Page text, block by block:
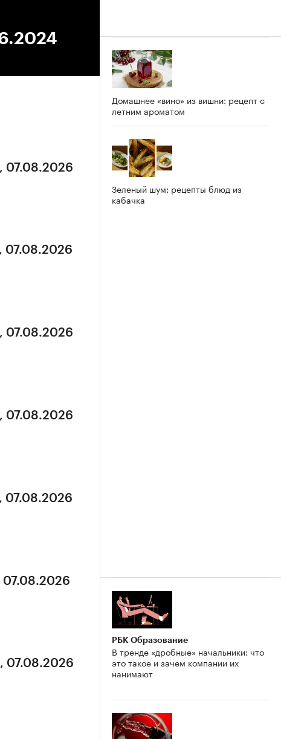
07.08.2026
07.08.2026
07.08.2026
07.08.2026
07.08.2026
07.08.2026
07.08.2026
Домашнее «вино» из вишни: рецепт с
летним ароматом
Зеленый шум: рецепты блюд из
кабачка
РБК Образование
В тренде «дробные» начальники: что
это такое и зачем компании их
нанимают